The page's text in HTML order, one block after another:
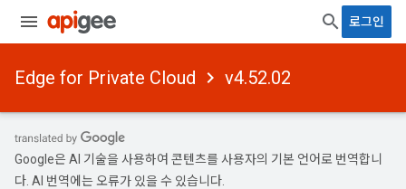
로그인
Edge for Private Cloud v4.52.02
Google은 AI 기술을 사용하여 콘텐츠를 사용자의 기본 언어로 번역합니
다. AI 번역에는 오류가 있을 수 있습니다.